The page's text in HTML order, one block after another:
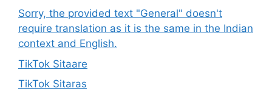
Sorry, the provided text "General" doesn't
require translation as it is the same in the Indian
context and English.
TikTok Sitaare
TikTok Sitaras